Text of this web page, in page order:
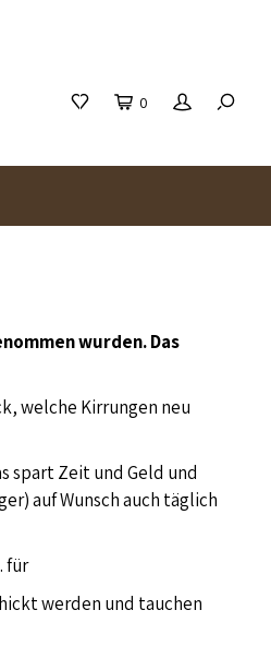
0
wurden. Das
welche Kirrungen neu
spart Zeit und Geld und
auf Wunsch auch täglich
für
werden und tauchen